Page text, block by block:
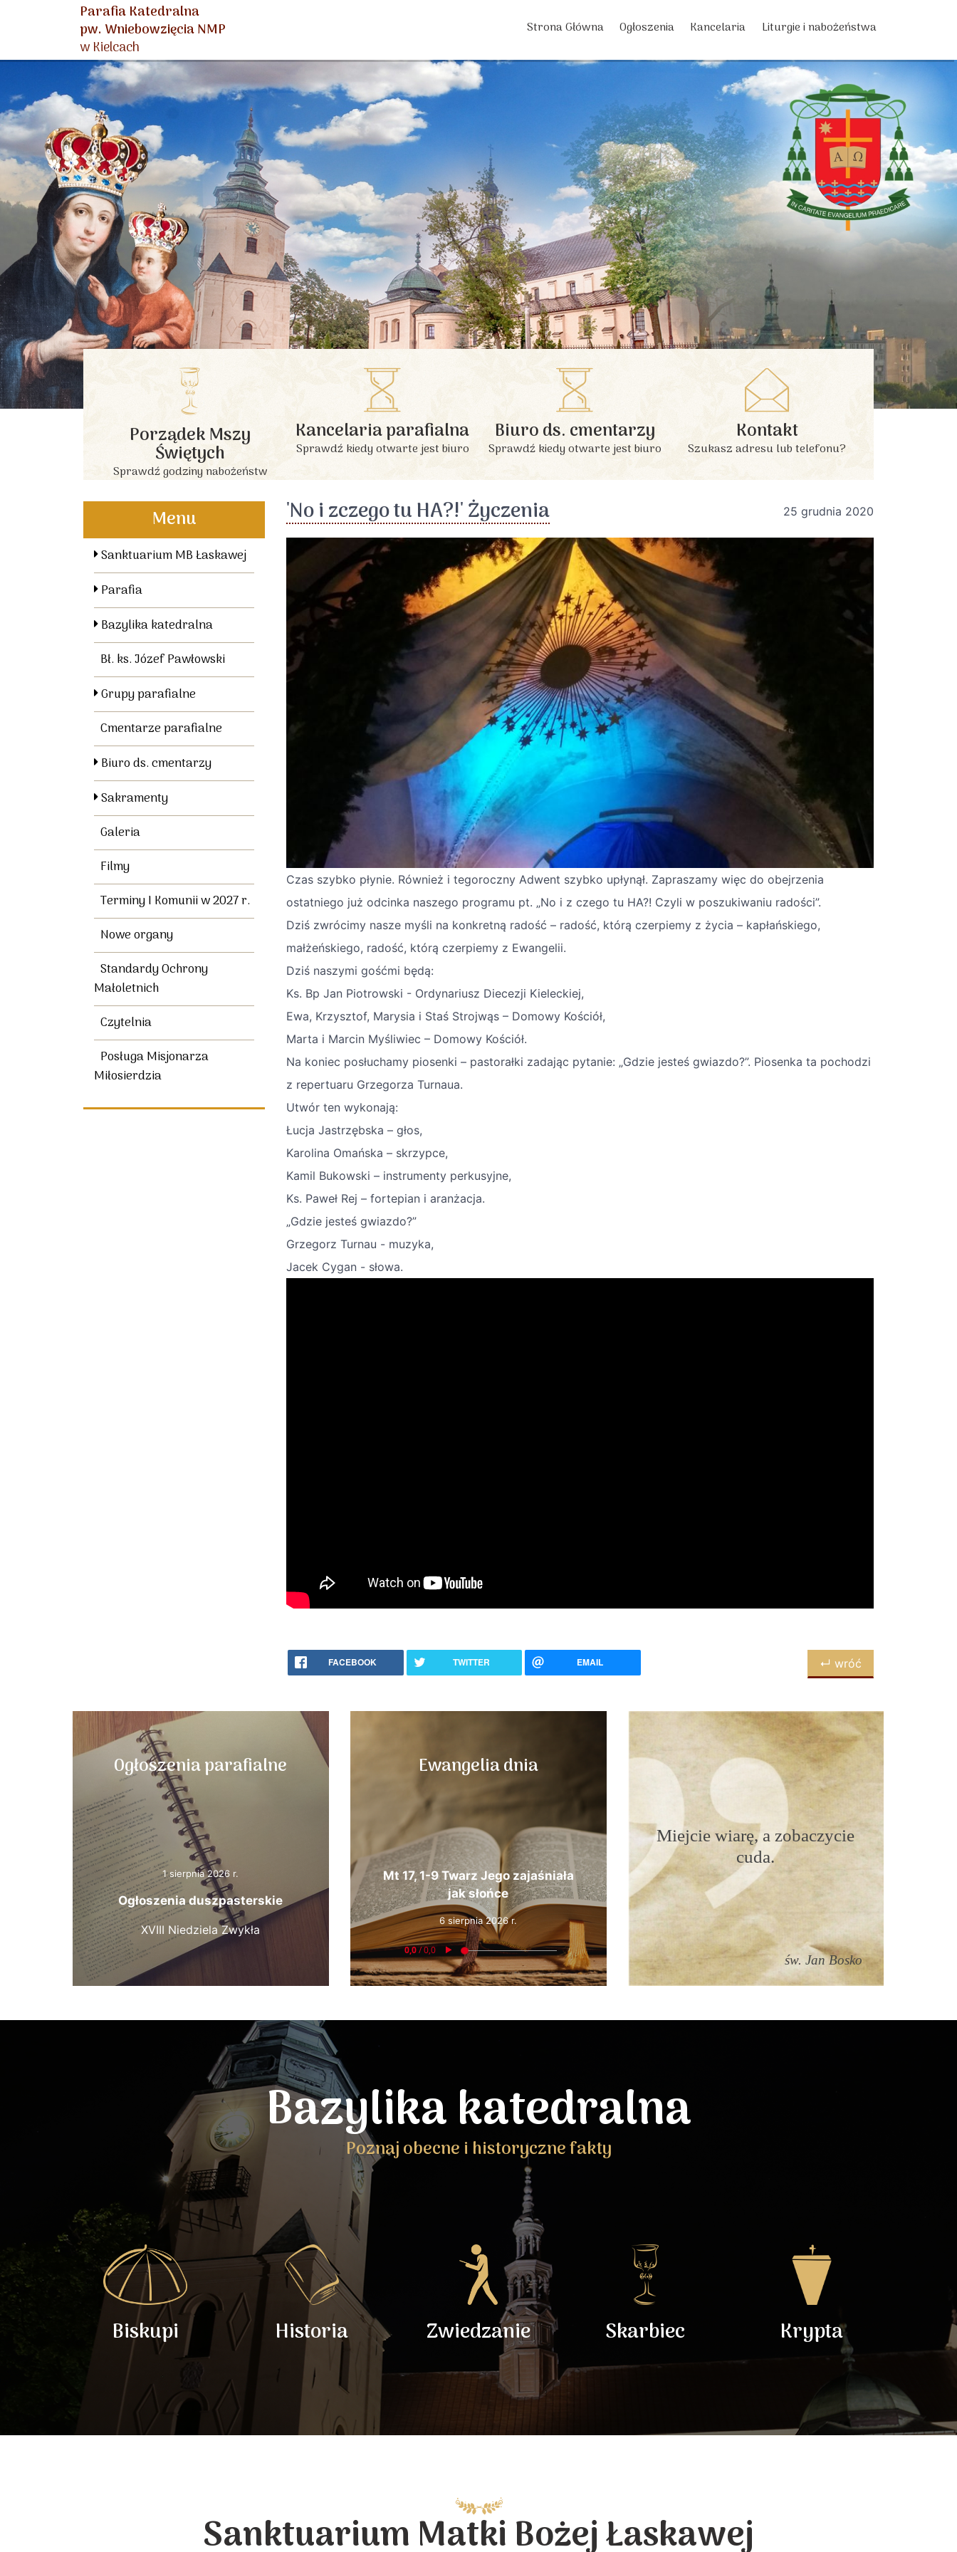
Parafia Katedralna
pw. Wniebowzięcia NMP
w Kielcach
Strona Główna Ogłoszenia Kancelaria Liturgie i nabożeństwa
Porządek Mszy
Świętych
Sprawdź godziny nabożeństw
Kancelaria parafialna
Sprawdź kiedy otwarte jest biuro
Biuro ds. cmentarzy
Sprawdź kiedy otwarte jest biuro
Kontakt
Szukasz adresu lub telefonu?
Menu
Sanktuarium MB Łaskawej
Parafia
Bazylika katedralna
Bł. ks. Józef Pawłowski
Grupy parafialne
Cmentarze parafialne
Biuro ds. cmentarzy
Sakramenty
Galeria
Filmy
Terminy I Komunii w 2027 r.
Nowe organy
Standardy Ochrony
Małoletnich
Czytelnia
Posługa Misjonarza
Miłosierdzia
'No i zczego tu HA?!' Życzenia 25 grudnia 2020
Czas szybko płynie. Również i tegoroczny Adwent szybko upłynął. Zapraszamy więc do obejrzenia
ostatniego już odcinka naszego programu pt. „No i z czego tu HA?! Czyli w poszukiwaniu radości”.
Dziś zwrócimy nasze myśli na konkretną radość – radość, którą czerpiemy z życia – kapłańskiego,
małżeńskiego, radość, którą czerpiemy z Ewangelii.
Dziś naszymi gośćmi będą:
Ks. Bp Jan Piotrowski - Ordynariusz Diecezji Kieleckiej,
Ewa, Krzysztof, Marysia i Staś Strojwąs – Domowy Kościół,
Marta i Marcin Myśliwiec – Domowy Kościół.
Na koniec posłuchamy piosenki – pastorałki zadając pytanie: „Gdzie jesteś gwiazdo?”. Piosenka ta pochodzi
z repertuaru Grzegorza Turnaua.
Utwór ten wykonają:
Łucja Jastrzębska – głos,
Karolina Omańska – skrzypce,
Kamil Bukowski – instrumenty perkusyjne,
Ks. Paweł Rej – fortepian i aranżacja.
„Gdzie jesteś gwiazdo?”
Grzegorz Turnau - muzyka,
Jacek Cygan - słowa.
FACEBOOK TWITTER EMAIL ↵ wróć
Ogłoszenia parafialne
1 sierpnia 2026 r.
Ogłoszenia duszpasterskie
XVIII Niedziela Zwykła
Ewangelia dnia
Mt 17, 1-9 Twarz Jego zajaśniała
jak słońce
6 sierpnia 2026 r.
Miejcie wiarę, a zobaczycie
cuda.
św. Jan Bosko
Bazylika katedralna
Poznaj obecne i historyczne fakty
Biskupi Historia Zwiedzanie Skarbiec Krypta
Sanktuarium Matki Bożej Łaskawej